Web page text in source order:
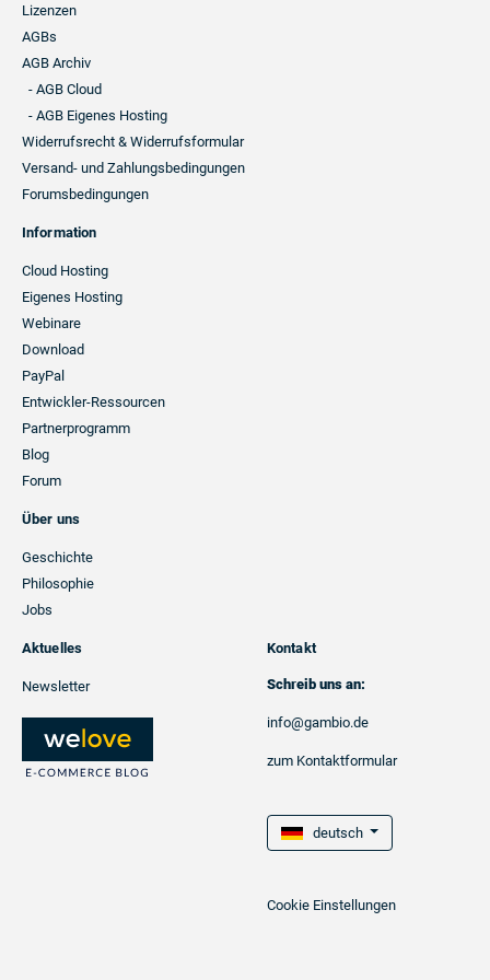
Lizenzen
AGBs
AGB Archiv
- AGB Cloud
- AGB Eigenes Hosting
Widerrufsrecht & Widerrufsformular
Versand- und Zahlungsbedingungen
Forumsbedingungen
Information
Cloud Hosting
Eigenes Hosting
Webinare
Download
PayPal
Entwickler-Ressourcen
Partnerprogramm
Blog
Forum
Über uns
Geschichte
Philosophie
Jobs
Aktuelles
Newsletter
Kontakt
Schreib uns an:
info@gambio.de
zum Kontaktformular
deutsch
Cookie Einstellungen